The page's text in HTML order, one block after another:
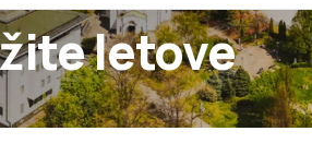
letove